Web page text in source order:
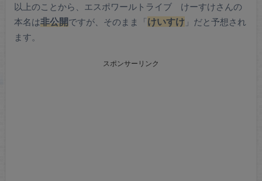
以上のことから、エスポワールトライブ けーすけさんの
本名は非公開ですが、そのまま「けいすけ 」だと予想され
ます。
スポンサーリンク